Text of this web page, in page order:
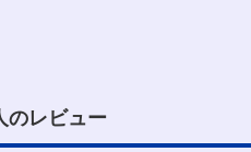
のレビュー